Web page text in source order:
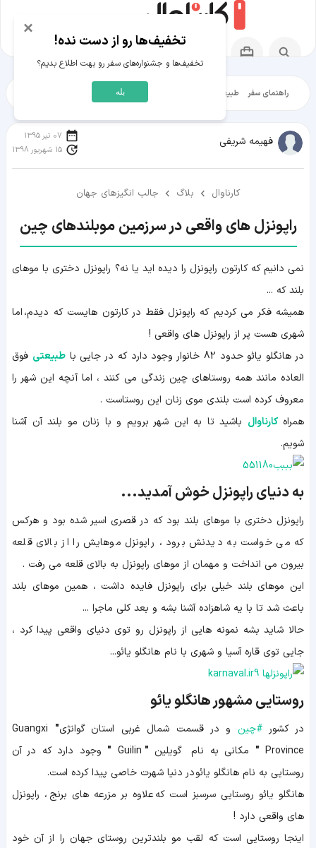
راهنمای سفر طبیعت‌گردی شهرگردی
فهیمه شریفی
07 تیر 1395
15 شهریور 1398
کارناوال بلاگ جالب انگیزهای جهان
راپونزل های واقعی در سرزمین موبلندهای چین
نمی دانیم که کارتون راپونزل را دیده اید یا نه؟ راپونزل دختری با موهای
بلند که ...
همیشه فکر می کردیم که راپونزل فقط در کارتون هایست که دیدم، اما
شهری هست پر از راپونزل های واقعی !
در هانگلو یائو حدود 82 خانوار وجود دارد که در جایی با
طبیعتی فوق
العاده مانند همه روستاهای چین زندگی می کنند ، اما آنچه این شهر را
معروف کرده است بلندی موی زنان این روستاست .
همراه کارناوال باشید تا به این شهر برویم و با زنان مو بلند آن آشنا
شویم.
به دنیای راپونزل خوش آمدید...
راپونزل دختری با موهای بلند بود که در قصری اسیر شده بود و هرکس
که می خواست به دیدنش برود ، راپونزل موهایش را از بالای قلعه
بیرون می انداخت و مهمان از موهای راپونزل به بالای قلعه می رفت .
این موهای بلند خیلی برای راپونزل فایده داشت ، همین موهای بلند
باعث شد تا با یه شاهزاده آشنا بشه و بعد کلی ماجرا ...
حالا شاید بشه نمونه هایی از راپونزل رو توی دنیای واقعی پیدا کرد ،
جایی توی قاره آسیا و شهری با نام هانگلو یائو...
روستایی مشهور هانگلو یائو
در کشور #چین و در قسمت شمال غربی استانگوانژی"
Guangxi
Province
" مکانی به نام گویلین "
Guilin
" وجود دارد که در آن
روستایی به نام هانگلو یائودر دنیا شهرت خاصی پیدا کرده است.
هانگلو یائو روستایی سرسبز است که علاوه بر مزرعه های برنج ، راپونزل
های واقعی دارد !
اینجا روستایی است که لقب مو بلندترین روستای جهان را از آن خود
×
تخفیف‌ها رو از دست نده!
تخفیف‌ها و جشنواره‌های سفر رو بهت اطلاع بدیم؟
بله